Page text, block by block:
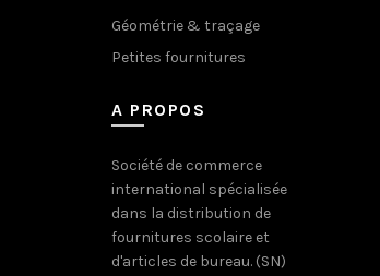
Géométrie & traçage
Petites fournitures
A PROPOS
Société de commerce
international spécialisée
dans la distribution de
fournitures scolaire et
d'articles de bureau. (SN)